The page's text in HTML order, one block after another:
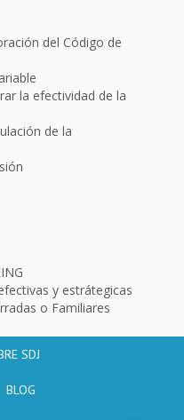
del Código de
la efectividad de la
de la
y estrátegicas
o Familiares
SDJ
BLOG